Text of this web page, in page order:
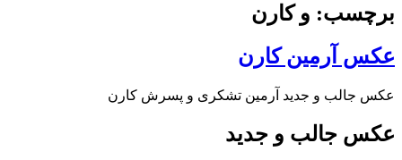
برچسب: و کارن
عکس آرمین کارن
عکس جالب و جدید آرمین تشکری و پسرش کارن
عکس جالب و جدید